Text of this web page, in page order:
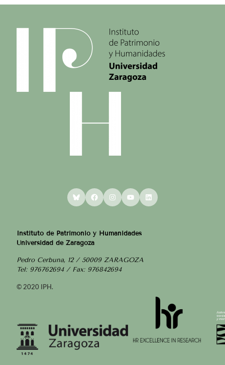
BlueskyFacebookInstagram
YouTubeLinkedIn
Instituto de Patrimonio y Humanidades
Universidad de Zaragoza
Pedro Cerbuna, 12 / 50009 ZARAGOZA
Tel: 976762694 / Fax: 976842694
© 2020 IPH.